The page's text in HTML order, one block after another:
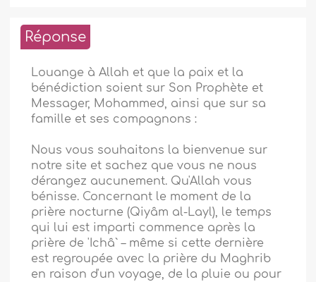
Réponse
Louange à Allah et que la paix et la
bénédiction soient sur Son Prophète et
Messager, Mohammed, ainsi que sur sa
famille et ses compagnons :
Nous vous souhaitons la bienvenue sur
notre site et sachez que vous ne nous
dérangez aucunement. Qu'Allah vous
bénisse. Concernant le moment de la
prière nocturne (Qiyâm al-Layl), le temps
qui lui est imparti commence après la
prière de 'Ichâ` – même si cette dernière
est regroupée avec la prière du Maghrib
en raison d'un voyage, de la pluie ou pour